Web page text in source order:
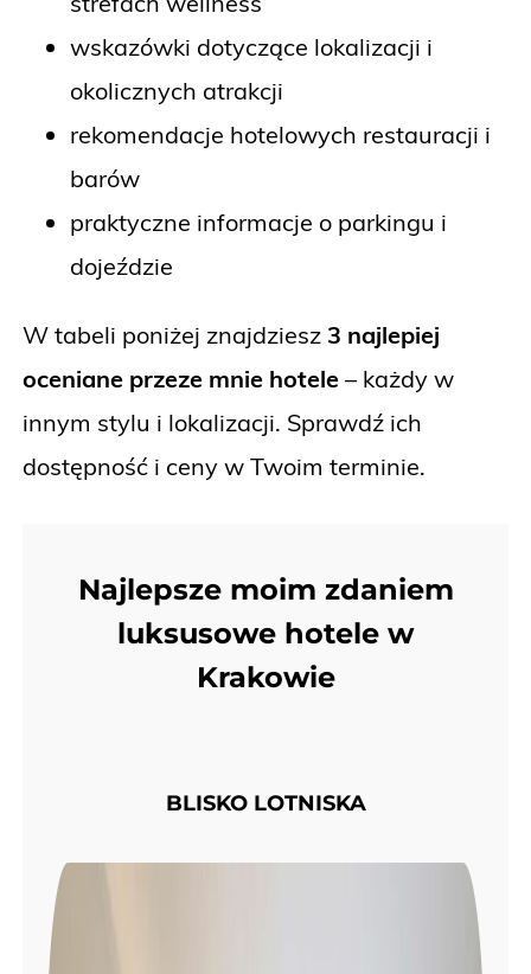
wskazówki dotyczące lokalizacji i
okolicznych atrakcji
rekomendacje hotelowych restauracji i
barów
praktyczne informacje o parkingu i
dojeździe
W tabeli poniżej znajdziesz 3 najlepiej
oceniane przeze mnie hotele – każdy w
innym stylu i lokalizacji. Sprawdź ich
dostępność i ceny w Twoim terminie.
Najlepsze moim zdaniem
luksusowe hotele w
Krakowie
BLISKO LOTNISKA